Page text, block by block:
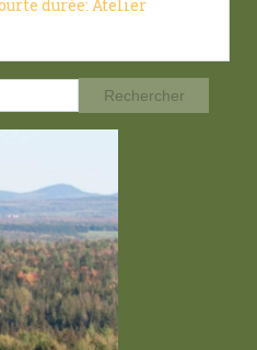
durée: Atelier
Rechercher